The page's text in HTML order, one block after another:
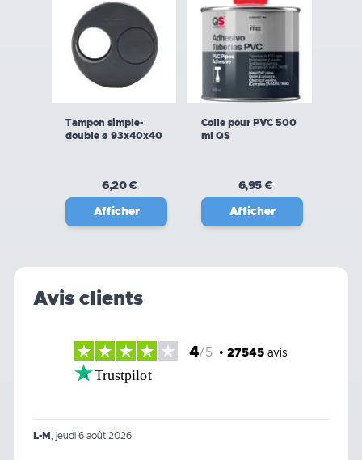
Tampon simple-
double ø 93x40x40
6,20 €
Afficher
Colle pour PVC 500
ml QS
6,95 €
Afficher
Avis clients
4/5 • 27545 avis
Trustpilot
L-M jeudi 6 août 2026